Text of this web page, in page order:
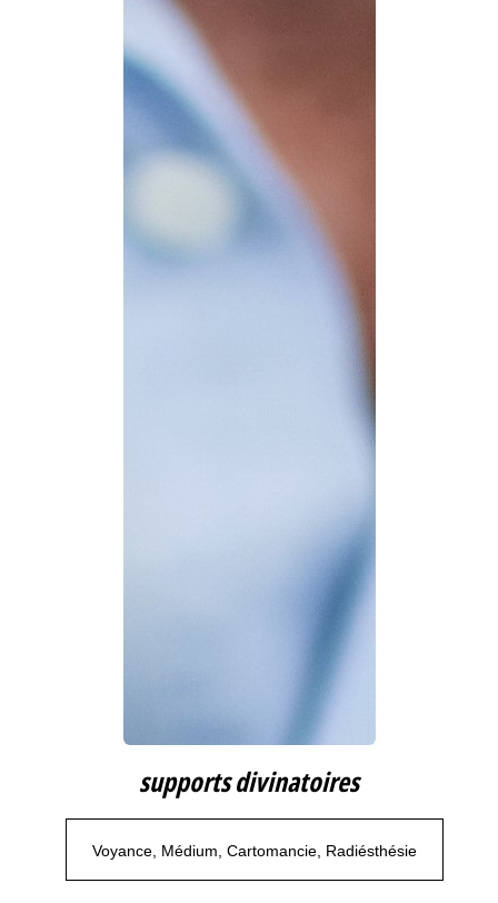
supports divinatoires
Voyance, Médium, Cartomancie, Radiésthésie